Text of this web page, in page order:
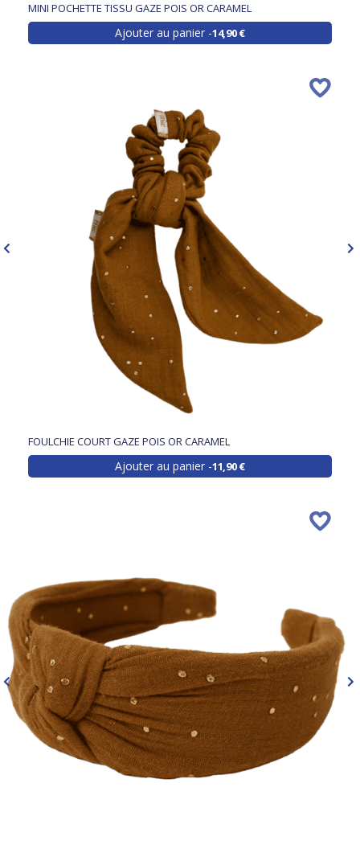
MINI POCHETTE TISSU GAZE POIS OR CARAMEL
Ajouter au panier 14,90 €
FOULCHIE COURT GAZE POIS OR CARAMEL
Ajouter au panier 11,90 €